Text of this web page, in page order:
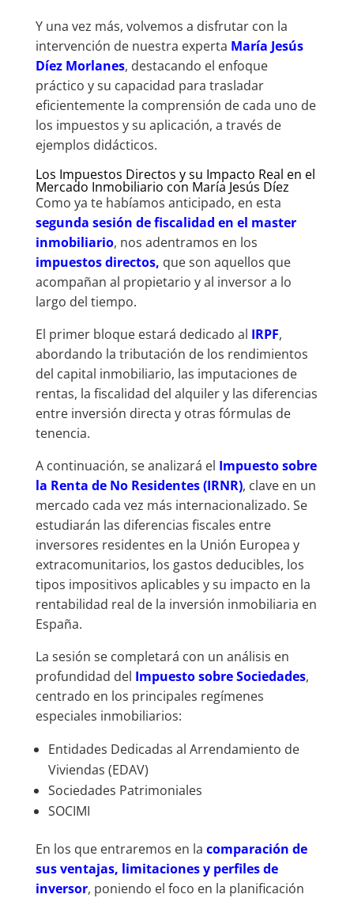
Y una vez más, volvemos a disfrutar con la
intervención de nuestra experta María Jesús
Díez Morlanes, destacando el enfoque
práctico y su capacidad para trasladar
eficientemente la comprensión de cada uno de
los impuestos y su aplicación, a través de
ejemplos didácticos.
Los Impuestos Directos y su Impacto Real en el
Mercado Inmobiliario con María Jesús Díez
Como ya te habíamos anticipado, en esta
segunda sesión de fiscalidad en el master
inmobiliario, nos adentramos en los
impuestos directos, que son aquellos que
acompañan al propietario y al inversor a lo
largo del tiempo.
El primer bloque estará dedicado al IRPF,
abordando la tributación de los rendimientos
del capital inmobiliario, las imputaciones de
rentas, la fiscalidad del alquiler y las diferencias
entre inversión directa y otras fórmulas de
tenencia.
A continuación, se analizará el Impuesto sobre
la Renta de No Residentes (IRNR), clave en un
mercado cada vez más internacionalizado. Se
estudiarán las diferencias fiscales entre
inversores residentes en la Unión Europea y
extracomunitarios, los gastos deducibles, los
tipos impositivos aplicables y su impacto en la
rentabilidad real de la inversión inmobiliaria en
España.
La sesión se completará con un análisis en
profundidad del Impuesto sobre Sociedades,
centrado en los principales regímenes
especiales inmobiliarios:
Entidades Dedicadas al Arrendamiento de
Viviendas (EDAV)
Sociedades Patrimoniales
SOCIMI
En los que entraremos en la comparación de
sus ventajas, limitaciones y perfiles de
inversor, poniendo el foco en la planificación